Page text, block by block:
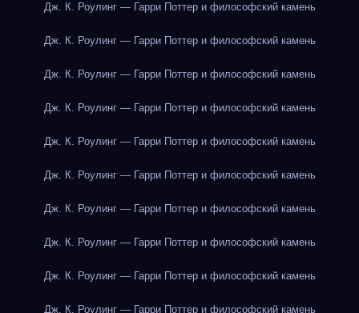
Дж. К. Роулинг — Гарри Поттер и философский камень
Дж. К. Роулинг — Гарри Поттер и философский камень
Дж. К. Роулинг — Гарри Поттер и философский камень
Дж. К. Роулинг — Гарри Поттер и философский камень
Дж. К. Роулинг — Гарри Поттер и философский камень
Дж. К. Роулинг — Гарри Поттер и философский камень
Дж. К. Роулинг — Гарри Поттер и философский камень
Дж. К. Роулинг — Гарри Поттер и философский камень
Дж. К. Роулинг — Гарри Поттер и философский камень
Дж. К. Роулинг — Гарри Поттер и философский камень